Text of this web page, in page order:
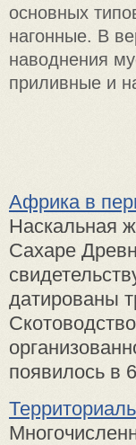
основных
нагонные. В
наводнения
приливные и
Африка в
Наскальная
Сахаре
датированы
появилось в